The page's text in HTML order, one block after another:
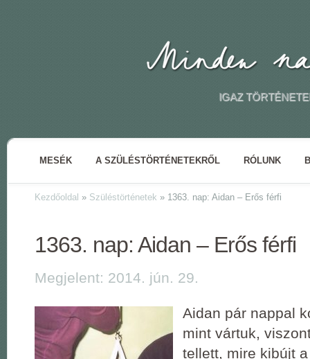
IGAZ
MESÉK A SZÜLÉSTÖRTÉNETEKRŐL RÓLUNK
Kezdőoldal » Szüléstörténetek » 1363. nap: Aidan – Erős férfi
1363. nap: Aidan – Erős férfi
Megjelent: 2014. jún. 29.
Aidan pár nappal
mint vártuk,
tellett, mire kibújt